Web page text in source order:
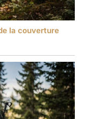
la couverture